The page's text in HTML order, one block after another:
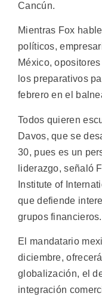
Cancún.
Mientras Fox
políticos,
México,
los preparativos
febrero en el
Todos quieren
Davos, que se
30, pues es un
liderazgo, señaló
Institute of
que defiende
grupos financieros.
El mandatario
diciembre,
globalización, el
integración